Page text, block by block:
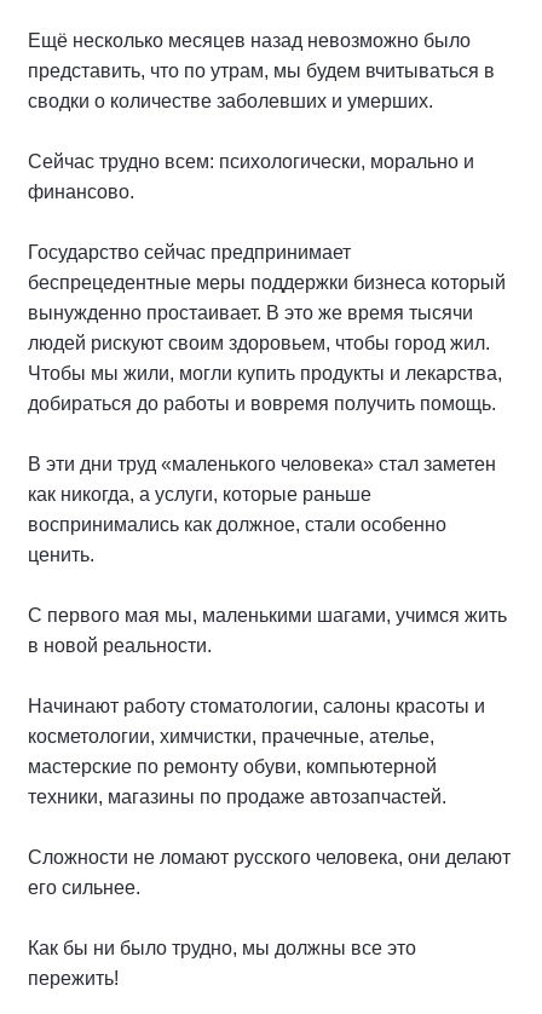
Ещё несколько месяцев назад невозможно было
представить, что по утрам, мы будем вчитываться в
сводки о количестве заболевших и умерших.
Сейчас трудно всем: психологически, морально и
финансово.
Государство сейчас предпринимает
беспрецедентные меры поддержки бизнеса который
вынужденно простаивает. В это же время тысячи
людей рискуют своим здоровьем, чтобы город жил.
Чтобы мы жили, могли купить продукты и лекарства,
добираться до работы и вовремя получить помощь.
В эти дни труд «маленького человека» стал заметен
как никогда, а услуги, которые раньше
воспринимались как должное, стали особенно
ценить.
С первого мая мы, маленькими шагами, учимся жить
в новой реальности.
Начинают работу стоматологии, салоны красоты и
косметологии, химчистки, прачечные, ателье,
мастерские по ремонту обуви, компьютерной
техники, магазины по продаже автозапчастей.
Сложности не ломают русского человека, они делают
его сильнее.
Как бы ни было трудно, мы должны все это
пережить!